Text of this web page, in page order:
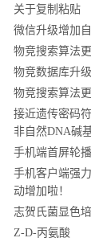
关于复制粘贴
微信升级增加
物竞搜索算法
物竞数据库升
物竞搜索算法
接近遗传密码
非自然DNA碱
手机端首屏轮
手机客户端强
动增加啦！
志贺氏菌显色
Z-D-丙氨酸